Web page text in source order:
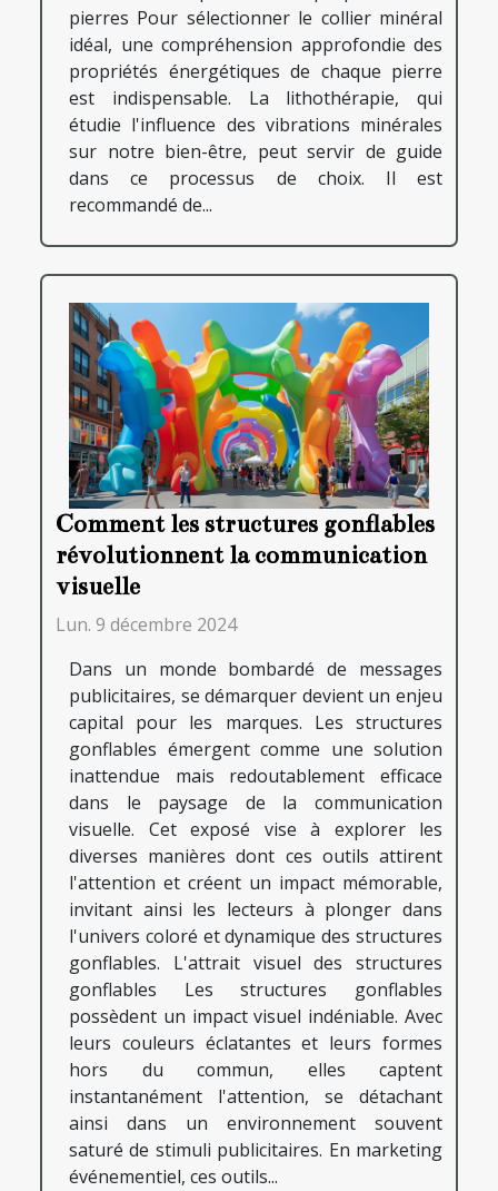
pierres Pour sélectionner le collier minéral
idéal, une compréhension approfondie des
propriétés énergétiques de chaque pierre
est indispensable. La lithothérapie, qui
étudie l'influence des vibrations minérales
sur notre bien-être, peut servir de guide
dans ce processus de choix. Il est
recommandé de...
Comment les structures gonflables
révolutionnent la communication
visuelle
Lun. 9 décembre 2024
Dans un monde bombardé de messages
publicitaires, se démarquer devient un enjeu
capital pour les marques. Les structures
gonflables émergent comme une solution
inattendue mais redoutablement efficace
dans le paysage de la communication
visuelle. Cet exposé vise à explorer les
diverses manières dont ces outils attirent
l'attention et créent un impact mémorable,
invitant ainsi les lecteurs à plonger dans
l'univers coloré et dynamique des structures
gonflables. L'attrait visuel des structures
gonflables Les structures gonflables
possèdent un impact visuel indéniable. Avec
leurs couleurs éclatantes et leurs formes
hors du commun, elles captent
instantanément l'attention, se détachant
ainsi dans un environnement souvent
saturé de stimuli publicitaires. En marketing
événementiel, ces outils...